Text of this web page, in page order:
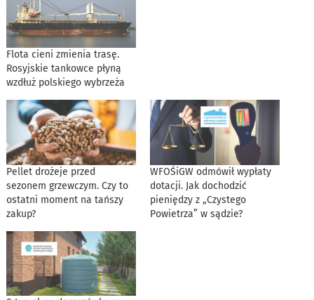
Flota cieni zmienia trasę.
Rosyjskie tankowce płyną
wzdłuż polskiego wybrzeża
Pellet drożeje przed
sezonem grzewczym. Czy to
ostatni moment na tańszy
zakup?
WFOŚiGW odmówił wypłaty
dotacji. Jak dochodzić
pieniędzy z „Czystego
Powietrza” w sądzie?